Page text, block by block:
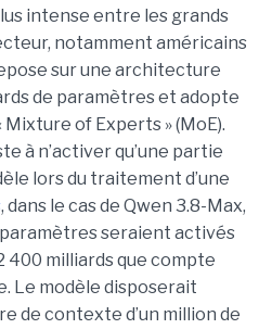
intense entre les grands
notamment américains
sur une architecture
de paramètres et adopte
of Experts » (MoE).
à n’activer qu’une partie
lors du traitement d’une
, dans le cas de Qwen 3.8-Max,
seraient activés
400 milliards que compte
Le modèle disposerait
de contexte d’un million de